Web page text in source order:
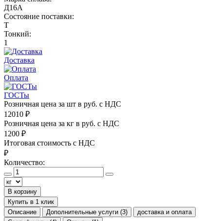
Д16А
Состояние поставки:
Т
Тонкий:
1
Доставка
Оплата
ГОСТы
Розничная цена за шт в руб. с НДС
12010 ₽
Розничная цена за кг в руб. с НДС
1200 ₽
Итоговая стоимость с НДС
₽
Количество:
В корзину
Купить в 1 клик
Описание
Дополнительные услуги (3)
доставка и оплата